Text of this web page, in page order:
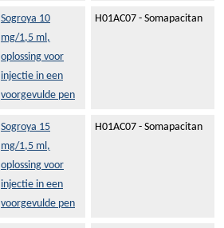
Sogroya 10
mg/1,5 ml,
oplossing voor
injectie in een
voorgevulde pen
H01AC07 - Somapacitan
Sogroya 15
mg/1,5 ml,
oplossing voor
injectie in een
voorgevulde pen
H01AC07 - Somapacitan